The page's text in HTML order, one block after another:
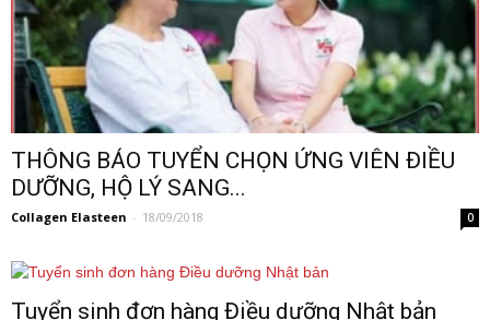
THÔNG BÁO TUYỂN CHỌN ỨNG VIÊN ĐIỀU
DƯỠNG, HỘ LÝ SANG...
Collagen Elasteen - 18/09/2018 0
Tuyển sinh đơn hàng Điều dưỡng Nhật bản